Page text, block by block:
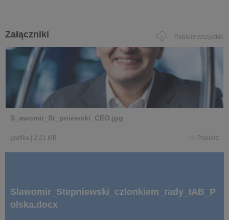
Załączniki Pobierz wszystkie
S_awomir_St_pniewski_CEO.jpg
grafika 2,21 MB Pobierz
Slawomir_Stepniewski_czlonkiem_rady_IAB_P
olska.docx